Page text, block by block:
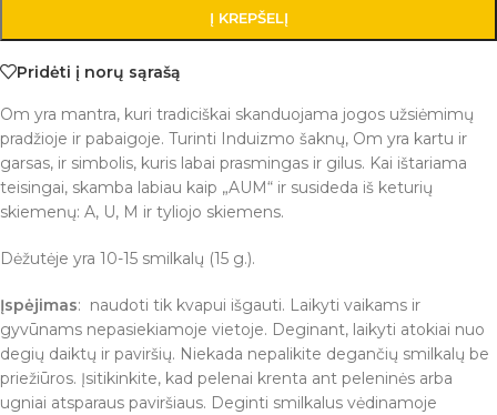
Į KREPŠELĮ
Pridėti į norų sąrašą
Om yra mantra, kuri tradiciškai skanduojama jogos užsiėmimų
pradžioje ir pabaigoje. Turinti Induizmo šaknų, Om yra kartu ir
garsas, ir simbolis, kuris labai prasmingas ir gilus. Kai ištariama
teisingai, skamba labiau kaip „AUM“ ir susideda iš keturių
skiemenų: A, U, M ir tyliojo skiemens.
Dėžutėje yra 10-15 smilkalų (15 g.).
Įspėjimas: naudoti tik kvapui išgauti. Laikyti vaikams ir
gyvūnams nepasiekiamoje vietoje. Deginant, laikyti atokiai nuo
degių daiktų ir paviršių. Niekada nepalikite degančių smilkalų be
priežiūros. Įsitikinkite, kad pelenai krenta ant peleninės arba
ugniai atsparaus paviršiaus. Deginti smilkalus vėdinamoje